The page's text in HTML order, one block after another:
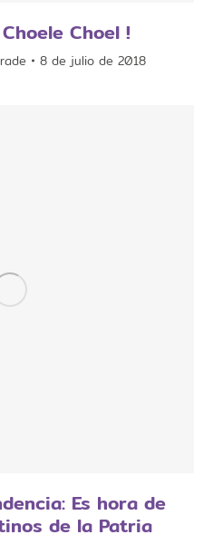
Choel !
8 de julio de 2018
​​Es hora de
de la Patria